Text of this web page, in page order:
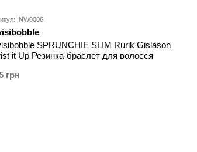
INW0006
SPRUNCHIE SLIM Rurik Gislason
it Up Резинка-браслет для волосся
грн